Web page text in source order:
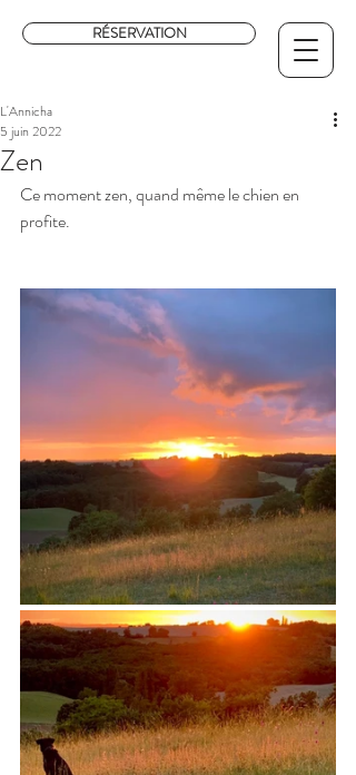
RÉSERVATION
Zen
L'Annicha
5 juin 2022
Ce moment zen, quand même le chien en
profite.